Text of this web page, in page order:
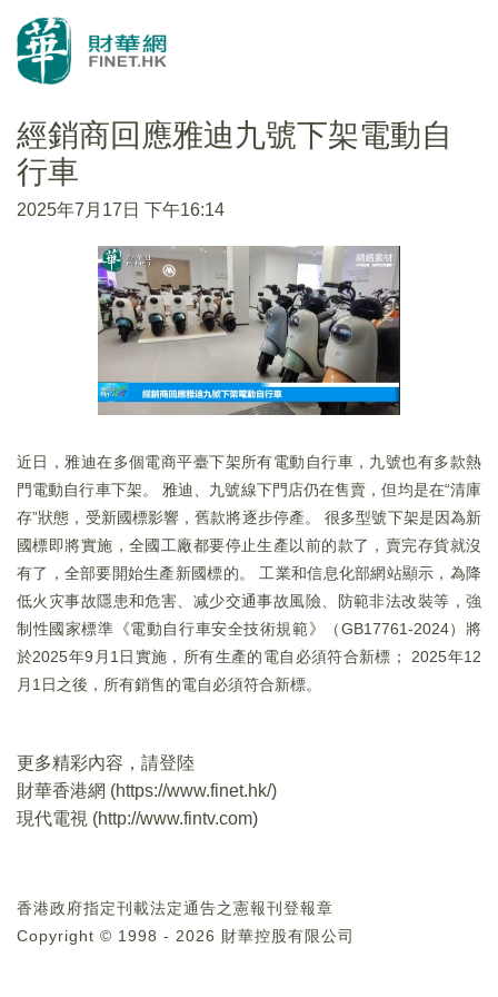
經銷商回應雅迪九號下架電動自
行車
2025年7月17日 下午16:14
近日，雅迪在多個電商平臺下架所有電動自行車，九號也有多款熱
門電動自行車下架。 雅迪、九號線下門店仍在售賣，但均是在“清庫
存”狀態，受新國標影響，舊款將逐步停產。 很多型號下架是因為新
國標即將實施，全國工廠都要停止生產以前的款了，賣完存貨就沒
有了，全部要開始生產新國標的。 工業和信息化部網站顯示，為降
低火灾事故隱患和危害、减少交通事故風險、防範非法改裝等，強
制性國家標準《電動自行車安全技術規範》（GB17761-2024）將
於2025年9月1日實施，所有生產的電自必須符合新標； 2025年12
月1日之後，所有銷售的電自必須符合新標。
更多精彩內容，請登陸
財華香港網 (https://www.finet.hk/)
現代電視 (http://www.fintv.com)
香港政府指定刊載法定通告之憲報刊登報章
Copyright © 1998 - 2026 財華控股有限公司